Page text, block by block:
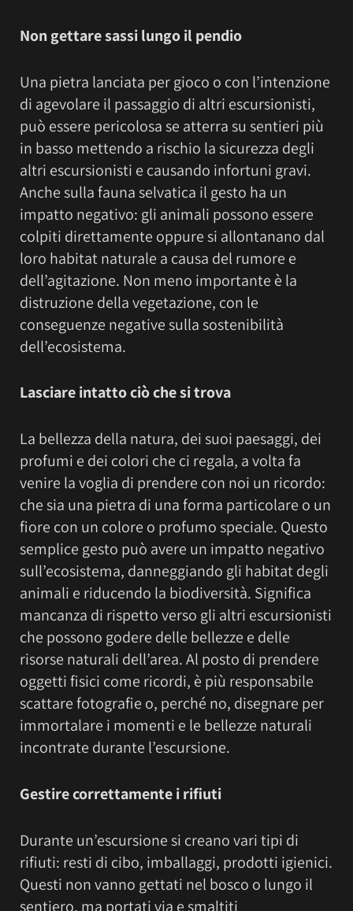
Non gettare sassi lungo il pendio
Una pietra lanciata per gioco o con l’intenzione
di agevolare il passaggio di altri escursionisti,
può essere pericolosa se atterra su sentieri più
in basso mettendo a rischio la sicurezza degli
altri escursionisti e causando infortuni gravi.
Anche sulla fauna selvatica il gesto ha un
impatto negativo: gli animali possono essere
colpiti direttamente oppure si allontanano dal
loro habitat naturale a causa del rumore e
dell’agitazione. Non meno importante è la
distruzione della vegetazione, con le
conseguenze negative sulla sostenibilità
dell’ecosistema.
Lasciare intatto ciò che si trova
La bellezza della natura, dei suoi paesaggi, dei
profumi e dei colori che ci regala, a volta fa
venire la voglia di prendere con noi un ricordo:
che sia una pietra di una forma particolare o un
fiore con un colore o profumo speciale. Questo
semplice gesto può avere un impatto negativo
sull’ecosistema, danneggiando gli habitat degli
animali e riducendo la biodiversità. Significa
mancanza di rispetto verso gli altri escursionisti
che possono godere delle bellezze e delle
risorse naturali dell’area. Al posto di prendere
oggetti fisici come ricordi, è più responsabile
scattare fotografie o, perché no, disegnare per
immortalare i momenti e le bellezze naturali
incontrate durante l’escursione.
Gestire correttamente i rifiuti
Durante un’escursione si creano vari tipi di
rifiuti: resti di cibo, imballaggi, prodotti igienici.
Questi non vanno gettati nel bosco o lungo il
sentiero, ma portati via e smaltiti